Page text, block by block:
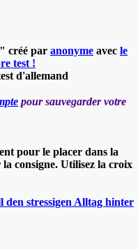
créé par anonyme avec le
test !
d'allemand
pour sauvegarder votre
pour le placer dans la
la consigne. Utilisez la croix
den stressigen Alltag hinter